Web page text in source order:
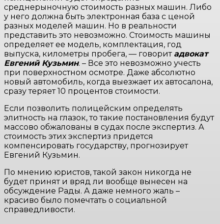
среднерыночную стоимость разных машин. Либо
у него должна быть электронная база с ценой
разных моделей машин. Но в реальности
представить это невозможно. Стоимость машины
определяет ее модель, комплектация, год
выпуска, километры пробега, — говорит адвокат
Евгений Кузьмин. – Все это невозможно учесть
при поверхностном осмотре. Даже абсолютно
новый автомобиль, когда выезжает их автосалона,
сразу теряет 10 процентов стоимости.
Если позволить полицейским определять
элитность на глазок, то такие постановления будут
массово обжалованы в судах после экспертиз. А
стоимость этих экспертиз придется
компенсировать государству, прогнозирует
Евгений Кузьмин.
По мнению юристов, такой закон никогда не
будет принят и вряд ли вообще вынесен на
обсуждение Рады. А даже немного жаль –
красиво было помечтать о социальной
справедливости.